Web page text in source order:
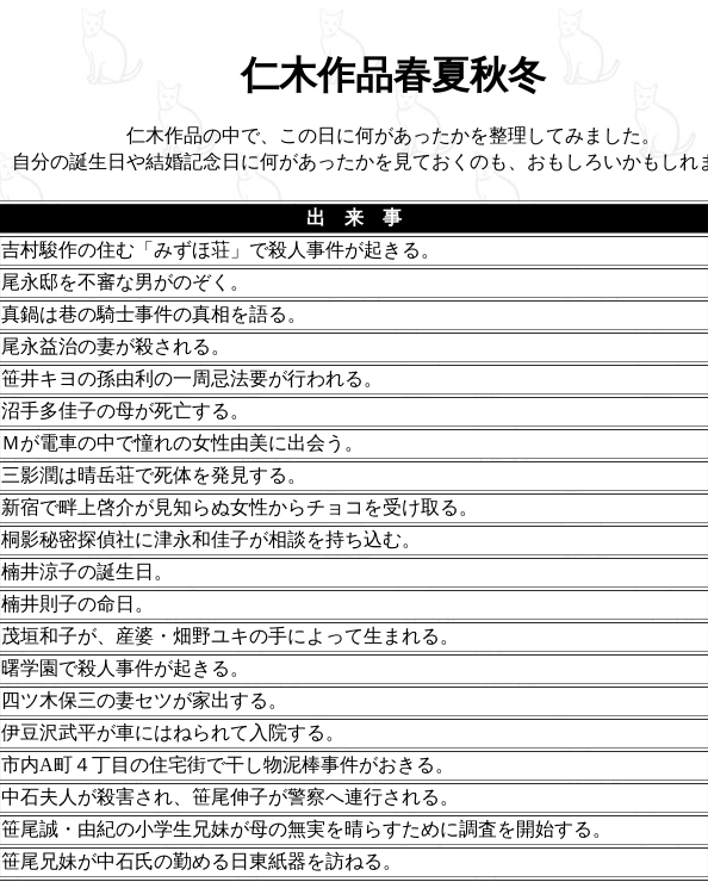
仁木作品春夏秋冬
仁木作品の中で、この日に何があったかを整理してみました。
自分の誕生日や結婚記念日に何があったかを見ておくのも、おもしろいかもしれ
出 来 事
吉村駿作の住む「みずほ荘」で殺人事件が起きる。
尾永邸を不審な男がのぞく。
真鍋は巷の騎士事件の真相を語る。
尾永益治の妻が殺される。
笹井キヨの孫由利の一周忌法要が行われる。
沼手多佳子の母が死亡する。
Ｍが電車の中で憧れの女性由美に出会う。
三影潤は晴岳荘で死体を発見する。
新宿で畔上啓介が見知らぬ女性からチョコを受け取る。
桐影秘密探偵社に津永和佳子が相談を持ち込む。
楠井涼子の誕生日。
楠井則子の命日。
茂垣和子が、産婆・畑野ユキの手によって生まれる。
曙学園で殺人事件が起きる。
四ツ木保三の妻セツが家出する。
伊豆沢武平が車にはねられて入院する。
市内A町４丁目の住宅街で干し物泥棒事件がおきる。
中石夫人が殺害され、笹尾伸子が警察へ連行される。
笹尾誠・由紀の小学生兄妹が母の無実を晴らすために調査を開始する。
笹尾兄妹が中石氏の勤める日東紙器を訪ねる。